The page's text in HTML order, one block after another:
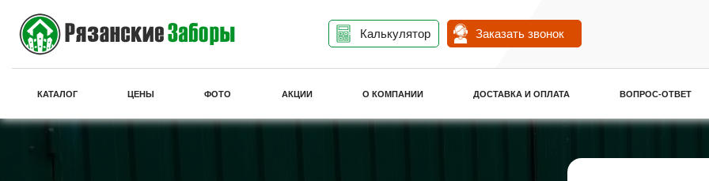
Калькулятор Заказать звонок
КАТАЛОГ ЦЕНЫ ФОТО АКЦИИ О КОМПАНИИ ДОСТАВКА И ОПЛАТА ВОПРОС-ОТВЕТ